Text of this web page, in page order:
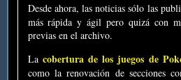
Desde ahora, las noticias sólo las
más rápida y ágil pero quizá con
previas en el archivo.
La cobertura de los juegos de
como la renovación de secciones